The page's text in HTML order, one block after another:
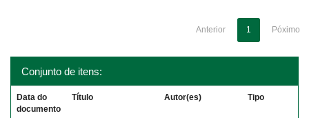
Anterior 1 Póximo
Conjunto de itens:
Data do
documento
Título Autor(es) Tipo